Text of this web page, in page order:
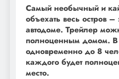
Самый необычный и
объехать весь остров –
автодоме. Трейлер
полноценным домом. В
одновременно до 8
каждого будет
место.